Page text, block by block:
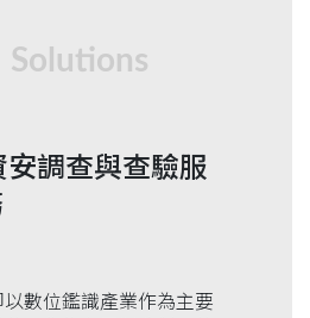
Solutions
調查與查驗服
數位鑑識產業作為主要